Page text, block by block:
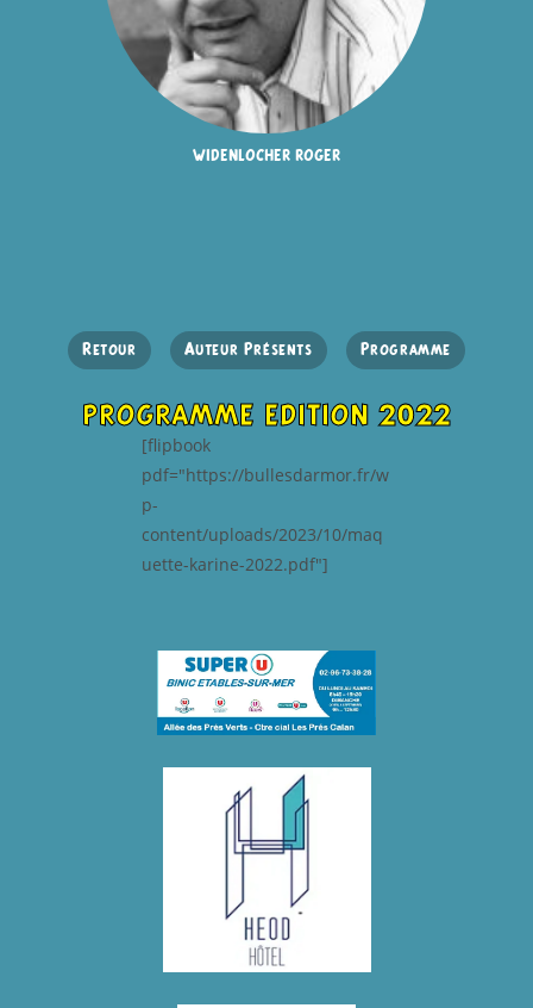
widenlocher roger
Retour Auteur Présents Programme
programme edition 2022
[flipbook
pdf="https://bullesdarmor.fr/w
p-
content/uploads/2023/10/maq
uette-karine-2022.pdf"]